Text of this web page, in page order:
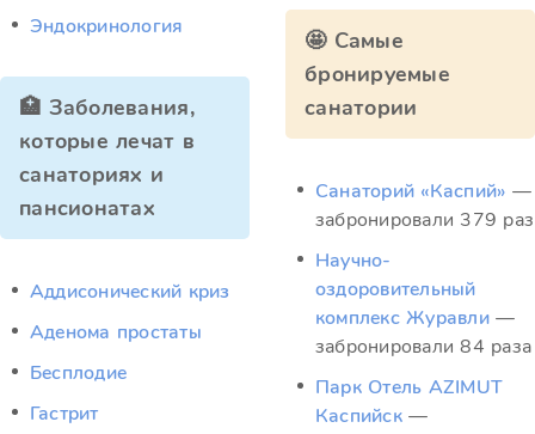
Эндокринология
🏥 Заболевания,
которые лечат в
санаториях и
пансионатах
Аддисонический криз
Аденома простаты
Бесплодие
Гастрит
🤩 Самые
бронируемые
санатории
Санаторий «Каспий» —
забронировали 379 раз
Научно-
оздоровительный
комплекс Журавли —
забронировали 84 раза
Парк Отель AZIMUT
Каспийск —